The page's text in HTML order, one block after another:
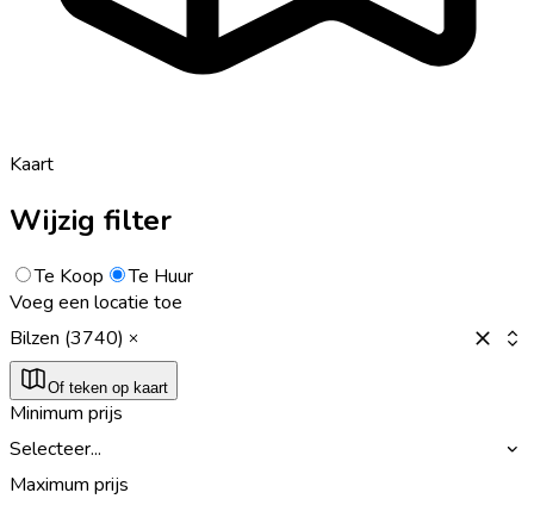
Kaart
Wijzig filter
Te Koop
Te Huur
Voeg een locatie toe
Bilzen (3740)
Of teken op kaart
Minimum prijs
Selecteer...
Maximum prijs